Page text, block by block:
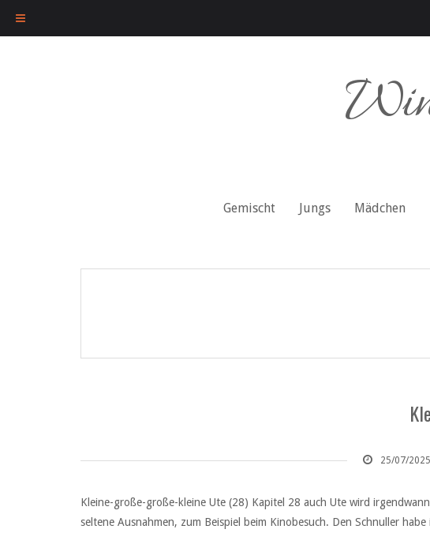
Gemischt Jungs Mädchen
25/07/2025
Kleine-große-große-kleine Ute (28) Kapitel 28 auch Ute wird
seltene Ausnahmen, zum Beispiel beim Kinobesuch. Den Schnuller